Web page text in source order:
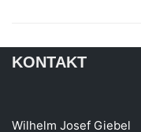
KONTAKT
Wilhelm Josef Giebel